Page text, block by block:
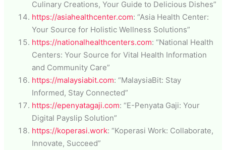
Culinary Creations, Your Guide to Delicious Dishes”
https://asiahealthcenter.com: “Asia Health Center:
Your Source for Holistic Wellness Solutions”
https://nationalhealthcenters.com: “National Health
Centers: Your Source for Vital Health Information
and Community Care”
https://malaysiabit.com: “MalaysiaBit: Stay
Informed, Stay Connected”
https://epenyatagaji.com: “E-Penyata Gaji: Your
Digital Payslip Solution”
https://koperasi.work: “Koperasi Work: Collaborate,
Innovate, Succeed”